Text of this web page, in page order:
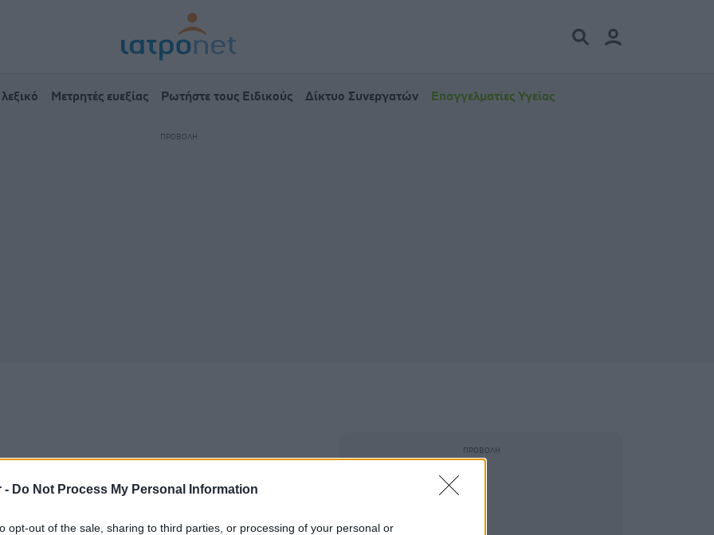
- Do Not Process My Personal Information
opt-out of the sale, sharing to third parties, or processing of your personal or
λεξικό Μετρητές ευεξίας Ρωτήστε τους Ειδικούς Δίκτυο Συνεργατών Επαγγελματίες Υγείας